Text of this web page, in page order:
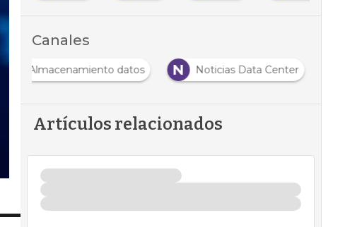
Canales
A
Almacenamiento datos N Noticias Data Center
Artículos relacionados